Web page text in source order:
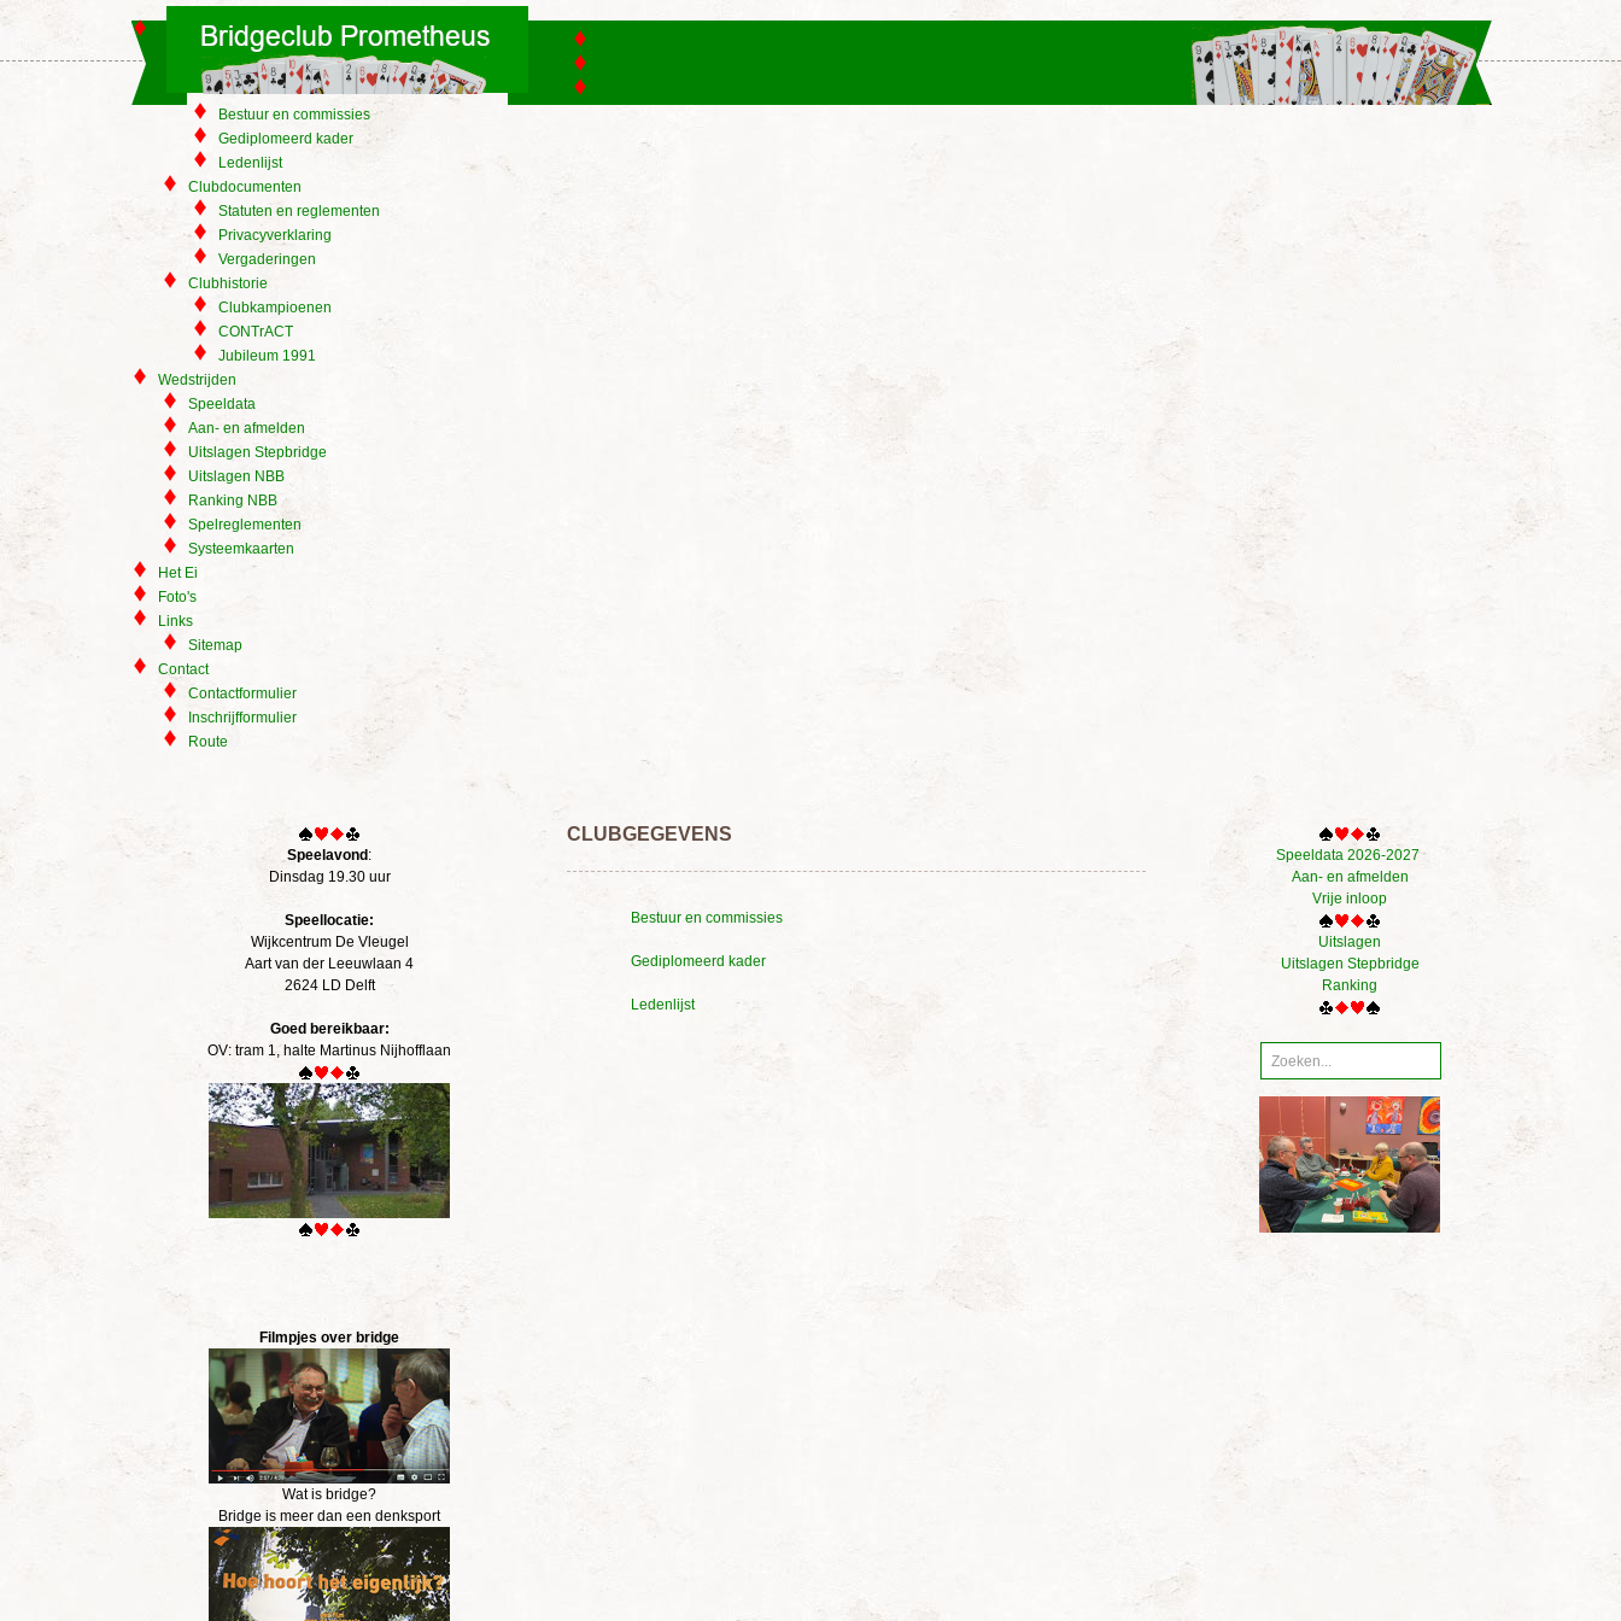
Bestuur en commissies
Gediplomeerd kader
Ledenlijst
Clubdocumenten
Statuten en reglementen
Privacyverklaring
Vergaderingen
Clubhistorie
Clubkampioenen
CONTrACT
Jubileum 1991
Wedstrijden
Speeldata
Aan- en afmelden
Uitslagen Stepbridge
Uitslagen NBB
Ranking NBB
Spelreglementen
Systeemkaarten
Het Ei
Foto's
Links
Sitemap
Contact
Contactformulier
Inschrijfformulier
Route
Speelavond :
Dinsdag 19.30 uur
Speellocatie:
Wijkcentrum De Vleugel
Aart van der Leeuwlaan 4
2624 LD Delft
Goed bereikbaar:
OV: tram 1, halte Martinus Nijhofflaan
Filmpjes over bridge
Wat is bridge?
Bridge is meer dan een denksport
CLUBGEGEVENS
Bestuur en commissies
Gediplomeerd kader
Ledenlijst
Speeldata 2026-2027
Aan- en afmelden
Vrije inloop
Uitslagen
Uitslagen Stepbridge
Ranking